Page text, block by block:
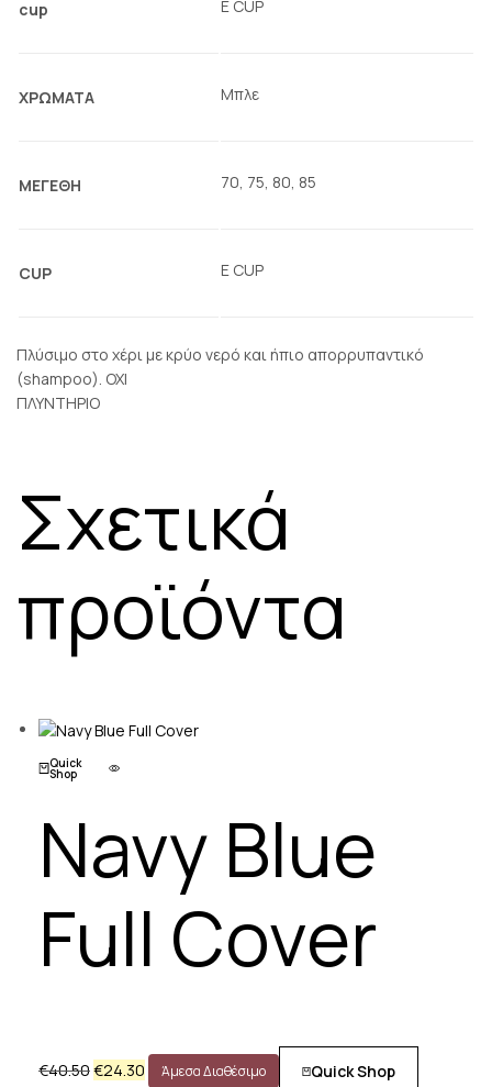
cup E CUP
ΧΡΩΜΑΤΑ Μπλε
ΜΕΓΕΘΗ 70, 75, 80, 85
CUP E CUP
Πλύσιμο στο χέρι με κρύο νερό και ήπιο απορρυπαντικό
(shampoo). ΟΧΙ
ΠΛΥΝΤΗΡΙΟ
Σχετικά
προϊόντα
Quick
Shop
Navy Blue
Full Cover
€40.50€24.30 Άμεσα Διαθέσιμο Quick Shop